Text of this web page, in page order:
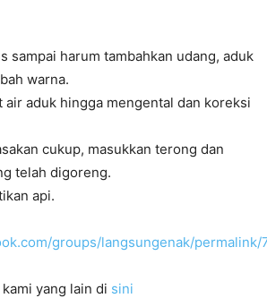
sampai harum tambahkan udang, aduk
warna.
air aduk hingga mengental dan koreksi
cukup, masukkan terong dan
telah digoreng.
api.
groups/langsungenak/permalink/
yang lain di sini